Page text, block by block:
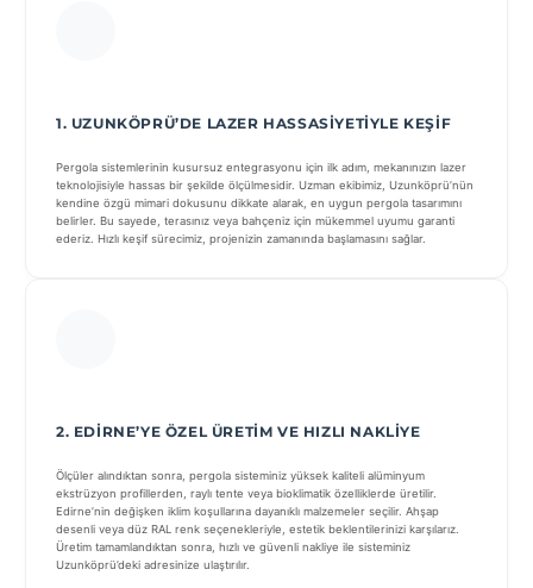
1. UZUNKÖPRÜ’DE LAZER HASSASIYETIYLE KEŞIF
Pergola sistemlerinin kusursuz entegrasyonu için ilk adım, mekanınızın lazer
teknolojisiyle hassas bir şekilde ölçülmesidir. Uzman ekibimiz, Uzunköprü’nün
kendine özgü mimari dokusunu dikkate alarak, en uygun pergola tasarımını
belirler. Bu sayede, terasınız veya bahçeniz için mükemmel uyumu garanti
ederiz. Hızlı keşif sürecimiz, projenizin zamanında başlamasını sağlar.
2. EDIRNE’YE ÖZEL ÜRETIM VE HIZLI NAKLIYE
Ölçüler alındıktan sonra, pergola sisteminiz yüksek kaliteli alüminyum
ekstrüzyon profillerden, raylı tente veya bioklimatik özelliklerde üretilir.
Edirne’nin değişken iklim koşullarına dayanıklı malzemeler seçilir. Ahşap
desenli veya düz RAL renk seçenekleriyle, estetik beklentilerinizi karşılarız.
Üretim tamamlandıktan sonra, hızlı ve güvenli nakliye ile sisteminiz
Uzunköprü’deki adresinize ulaştırılır.